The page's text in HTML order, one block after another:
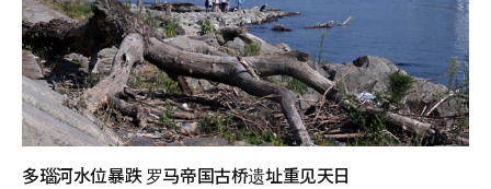
多瑙河水位暴跌 罗马帝国古桥遗址重见天日